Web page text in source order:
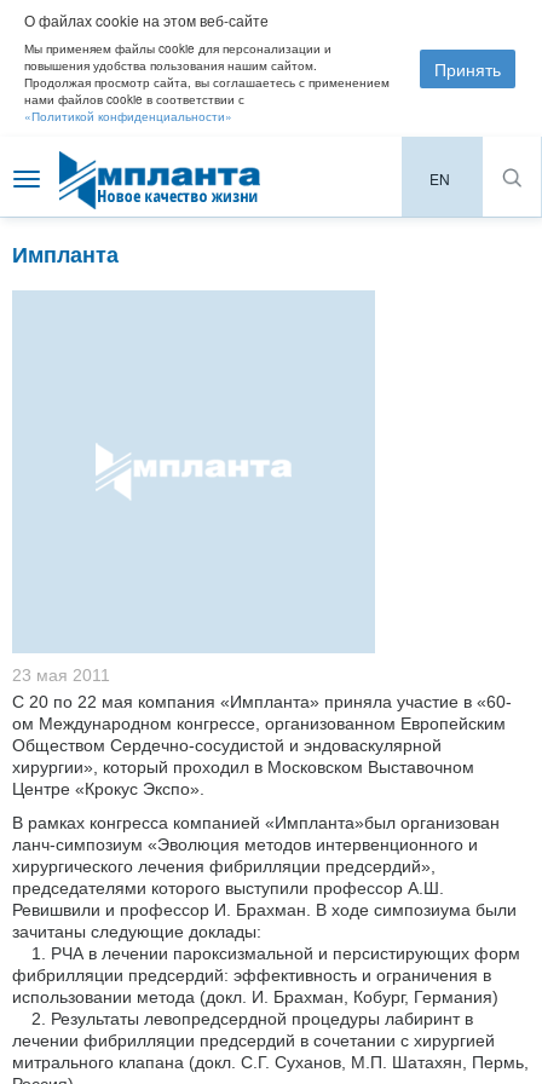
О файлах cookie на этом веб-сайте
Мы применяем файлы cookie для персонализации и
повышения удобства пользования нашим сайтом.
Продолжая просмотр сайта, вы соглашаетесь с применением
нами файлов cookie в соответствии с
«Политикой конфиденциальности»
Принять
Toggle
navigation
EN
Импланта
23 мая 2011
С 20 по 22 мая компания «Импланта» приняла участие в «60-
ом Международном конгрессе, организованном Европейским
Обществом Сердечно-сосудистой и эндоваскулярной
хирургии», который проходил в Московском Выставочном
Центре «Крокус Экспо».
В рамках конгресса компанией «Импланта»был организован
ланч-симпозиум «Эволюция методов интервенционного и
хирургического лечения фибрилляции предсердий»,
председателями которого выступили профессор А.Ш.
Ревишвили и профессор И. Брахман. В ходе симпозиума были
зачитаны следующие доклады:
1. РЧА в лечении пароксизмальной и персистирующих форм
фибрилляции предсердий: эффективность и ограничения в
использовании метода (докл. И. Брахман, Кобург, Германия)
2. Результаты левопредсердной процедуры лабиринт в
лечении фибрилляции предсердий в сочетании с хирургией
митрального клапана (докл. С.Г. Суханов, М.П. Шатахян, Пермь,